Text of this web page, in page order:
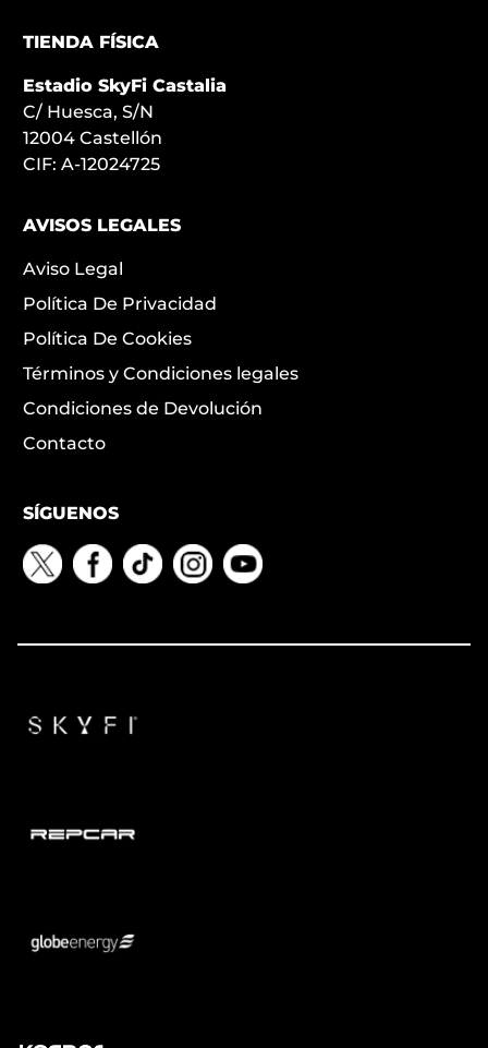
TIENDA FÍSICA
Estadio SkyFi Castalia
C/ Huesca, S/N
12004 Castellón
CIF: A-12024725
AVISOS LEGALES
Aviso Legal
Política De Privacidad
Política De Cookies
Términos y Condiciones legales
Condiciones de Devolución
Contacto
SÍGUENOS